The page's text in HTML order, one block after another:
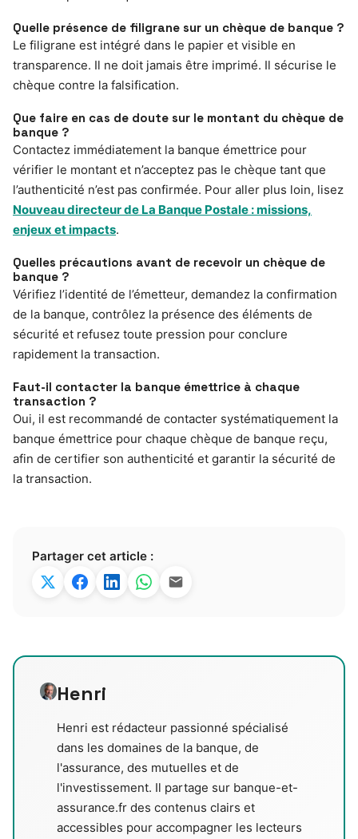
Quelle présence de filigrane sur un chèque de banque ?
Le filigrane est intégré dans le papier et visible en
transparence. Il ne doit jamais être imprimé. Il sécurise le
chèque contre la falsification.
Que faire en cas de doute sur le montant du chèque de
banque ?
Contactez immédiatement la banque émettrice pour
vérifier le montant et n’acceptez pas le chèque tant que
l’authenticité n’est pas confirmée. Pour aller plus loin, lisez
Nouveau directeur de La Banque Postale : missions,
enjeux et impacts.
Quelles précautions avant de recevoir un chèque de
banque ?
Vérifiez l’identité de l’émetteur, demandez la confirmation
de la banque, contrôlez la présence des éléments de
sécurité et refusez toute pression pour conclure
rapidement la transaction.
Faut-il contacter la banque émettrice à chaque
transaction ?
Oui, il est recommandé de contacter systématiquement la
banque émettrice pour chaque chèque de banque reçu,
afin de certifier son authenticité et garantir la sécurité de
la transaction.
Partager cet article :
Henri
Henri est rédacteur passionné spécialisé
dans les domaines de la banque, de
l'assurance, des mutuelles et de
l'investissement. Il partage sur banque-et-
assurance.fr des contenus clairs et
accessibles pour accompagner les lecteurs